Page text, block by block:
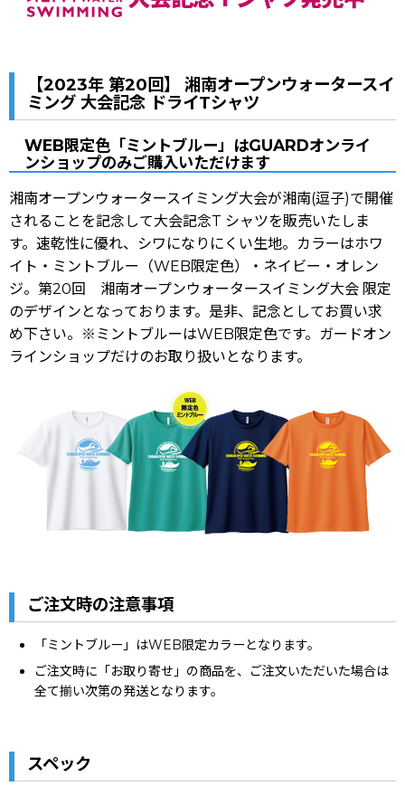
【2023年 第20回】 湘南オープンウォータースイ
ミング 大会記念 ドライTシャツ
WEB限定色「ミントブルー」はGUARDオンライ
ンショップのみご購入いただけます
湘南オープンウォータースイミング大会が湘南(逗子)で開催
されることを記念して大会記念T シャツを販売いたしま
す。速乾性に優れ、シワになりにくい生地。カラーはホワ
イト・ミントブルー（WEB限定色）・ネイビー・オレン
ジ。第20回 湘南オープンウォータースイミング大会 限定
のデザインとなっております。是非、記念としてお買い求
め下さい。※ミントブルーはWEB限定色です。ガードオン
ラインショップだけのお取り扱いとなります。
ご注文時の注意事項
「ミントブルー」はWEB限定カラーとなります。
ご注文時に「お取り寄せ」の商品を、ご注文いただいた場合は
全て揃い次第の発送となります。
スペック